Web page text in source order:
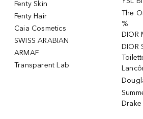
Fenty Skin
Fenty Hair
Caia Cosmetics
SWISS ARABIAN
ARMAF
Transparent Lab
The
%
DIOR
DIOR
Drake